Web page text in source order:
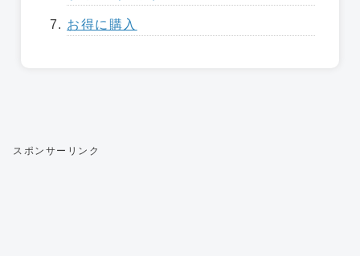
お得に購入
スポンサーリンク